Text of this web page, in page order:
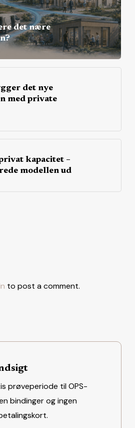
det nære
det nye
med private
kapacitet –
modellen ud
to post a comment.
prøveperiode til OPS-
bindinger og ingen